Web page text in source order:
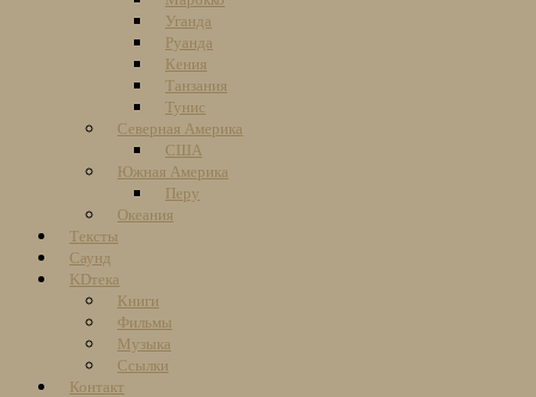
Уганда
Руанда
Кения
Танзания
Тунис
Северная Америка
США
Южная Америка
Перу
Океания
Тексты
Саунд
KDтека
Книги
Фильмы
Музыка
Ссылки
Контакт